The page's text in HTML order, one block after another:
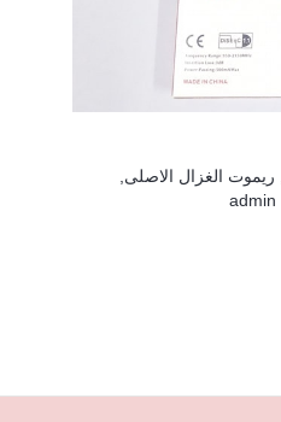
ريموت الغزال الاصلى
admin